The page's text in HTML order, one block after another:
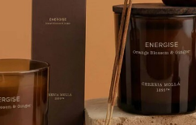
СВОЙСТВАМИ
Изготовлен из
тканей, автомобиля и других
запахи, распространяя
ванной комнаты и различных